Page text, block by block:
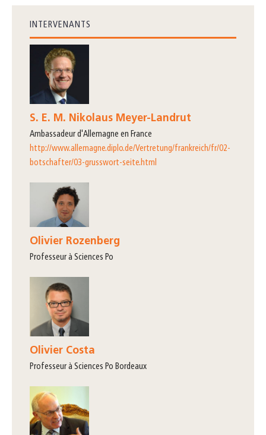
INTERVENANTS
S. E. M. Nikolaus Meyer-Landrut
Ambassadeur d'Allemagne en France
http://www.allemagne.diplo.de/Vertretung/frankreich/fr/02-
botschafter/03-grusswort-seite.html
Olivier Rozenberg
professeur à Sciences Po
Olivier Costa
professeur à Sciences Po Bordeaux